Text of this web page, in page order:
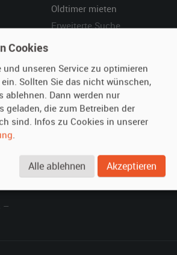
Oldtimer mieten
Erweiterte Suche
Hilfe
Häufige Fragen (FAQ)
So funktioniert's
–
Cookies
und unseren Service zu optimieren
Sollten Sie das nicht wünschen,
ablehnen. Dann werden nur
geladen, die zum Betreiben der
sind. Infos zu Cookies in unserer
.
Alle ablehnen Akzeptieren